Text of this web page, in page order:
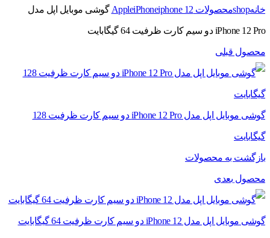
خانهshopمحصولات Apple iPhoneiphone 12 گوشی موبایل اپل مدل
iPhone 12 Pro دو سیم‌ کارت ظرفیت 64 گیگابایت
محصول قبلی
گوشی موبایل اپل مدل iPhone 12 Pro دو سیم‌ کارت ظرفیت 128
گیگابایت
بازگشت به محصولات
محصول بعدی
گوشی موبایل اپل مدل iPhone 12 دو سیم‌ کارت ظرفیت 64 گیگابایت